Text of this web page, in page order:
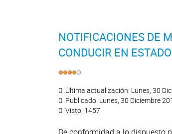
NOTIFICACIONES DE
CONDUCIR EN
Última actualización: Lunes, 30
Publicado: Lunes, 30 Diciembre
Visto: 1457